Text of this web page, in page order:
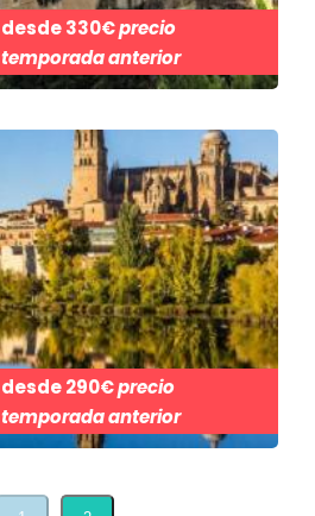
desde330€precio
temporada anterior
desde290€precio
temporada anterior